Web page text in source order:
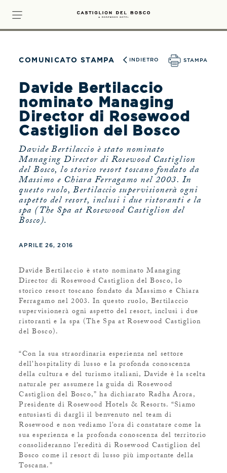
COMUNICATO STAMPA INDIETRO STAMPA
Davide Bertilaccio
nominato Managing
Director di Rosewood
Castiglion del Bosco
Davide Bertilaccio è stato nominato
Managing Director di Rosewood Castiglion
del Bosco, lo storico resort toscano fondato da
Massimo e Chiara Ferragamo nel 2003. In
questo ruolo, Bertilaccio supervisionerà ogni
aspetto del resort, inclusi i due ristoranti e la
spa (The Spa at Rosewood Castiglion del
Bosco).
APRILE 26, 2016
Davide Bertilaccio è stato nominato Managing
Director di Rosewood Castiglion del Bosco, lo
storico resort toscano fondato da Massimo e Chiara
Ferragamo nel 2003. In questo ruolo, Bertilaccio
supervisionerà ogni aspetto del resort, inclusi i due
ristoranti e la spa (The Spa at Rosewood Castiglion
del Bosco).
“Con la sua straordinaria esperienza nel settore
dell’hospitality di lusso e la profonda conoscenza
della cultura e del turismo italiani, Davide è la scelta
naturale per assumere la guida di Rosewood
Castiglion del Bosco,” ha dichiarato Radha Arora,
Presidente di Rosewood Hotels & Resorts. “Siamo
entusiasti di dargli il benvenuto nel team di
Rosewood e non vediamo l’ora di constatare come la
sua esperienza e la profonda conoscenza del territorio
consolideranno l’eredità di Rosewood Castiglion del
Bosco come il resort di lusso più importante della
Toscana.”